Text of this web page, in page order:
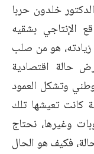
خلدون حربا
الإنتاجي بشقيه
هو من صلب
حالة اقتصادية
وتشكل العمود
تعيشها تلك
وغيرها، نحتاج
فكيف هو الحال